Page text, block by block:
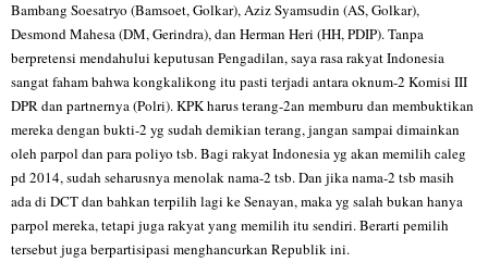
Bambang Soesatryo (Bamsoet, Golkar), Aziz Syamsudin (AS, Golkar),
Desmond Mahesa (DM, Gerindra), dan Herman Heri (HH, PDIP). Tanpa
berpretensi mendahului keputusan Pengadilan, saya rasa rakyat Indonesia
sangat faham bahwa kongkalikong itu pasti terjadi antara oknum-2 Komisi III
DPR dan partnernya (Polri). KPK harus terang-2an memburu dan membuktikan
mereka dengan bukti-2 yg sudah demikian terang, jangan sampai dimainkan
oleh parpol dan para poliyo tsb. Bagi rakyat Indonesia yg akan memilih caleg
pd 2014, sudah seharusnya menolak nama-2 tsb. Dan jika nama-2 tsb masih
ada di DCT dan bahkan terpilih lagi ke Senayan, maka yg salah bukan hanya
parpol mereka, tetapi juga rakyat yang memilih itu sendiri. Berarti pemilih
tersebut juga berpartisipasi menghancurkan Republik ini.